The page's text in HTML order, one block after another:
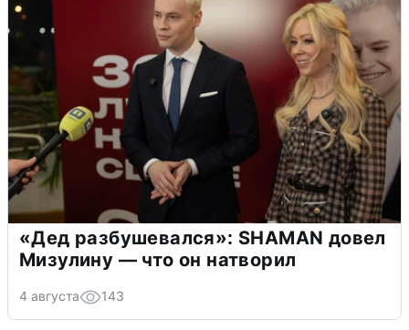
«Дед разбушевался»: SHAMAN довел
Мизулину — что он натворил
4 августа 143